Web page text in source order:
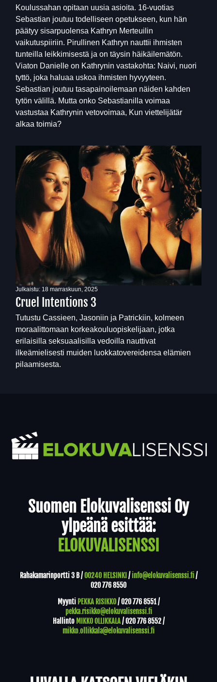
Koulussahan opitaan uusia asioita. 16-vuotias
Sebastian joutuu todelliseen opetukseen, kun hän
päätyy sisarpuolensa Kathryn Merteuilin
vaikutuspiiriin. Pirullinen Kathryn nauttii ihmisten
tunteilla leikkimisestä ja on täysin häikäilemätön.
Viaton Danielle on Kathrynin vastakohta: Naivi, nuori
tyttö, joka haluaa uskoa ihmisten hyvyyteen.
Sebastian joutuu tasapainoilemaan näiden kahden
tytön välillä. Mutta onko Sebastianilla voimaa
vastustaa Kathrynin vetovoimaa, Kun viettelijätär
alkaa toimia?
Julkaistu: 18 marraskuun, 2025
Cruel Intentions 3
Tutustu Cassieen, Jasoniin ja Patrickiin, kolmeen
moraalittomaan korkeakouluopiskelijaan, jotka
erilaisilla seksuaalisilla vedoilla nauttivat
ilkeämielisesti muiden luokkatovereidensa elämien
pilaamisesta.
Suomen Elokuvalisenssi Oy
ylpeänä esittää:
ELOKUVALISENSSI
Rahakamarinportti 3 B /00240 HELSINKI / info@elokuvalisenssi.fi/
020 776 8550
Myynti PEKKA RISIKKO/020 776 8551/
pekka.risikko@elokuvalisenssi.fi
Hallinto MIKKO OLLIKKALA/020 776 8552/
mikko.ollikkala@elokuvalisenssi.fi